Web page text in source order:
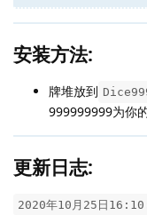
安装方法:
牌堆放到
999999999为你
更新日志:
2020年10月25日